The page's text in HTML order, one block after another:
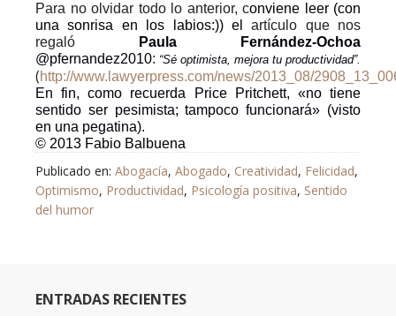
Para no olvidar todo lo anterior, conviene leer (con
una sonrisa en los labios:)) elartículo que nos
regaló
Paula Fernández-Ochoa
@pfernandez2010: “Sé optimista, mejora tu productividad”.
(http://www.lawyerpress.com/news/2013_08/
En fin, como recuerda Price Pritchett, «no tiene
sentido ser pesimista; tampoco funcionará» (visto
en una pegatina).
© 2013 Fabio Balbuena
Publicado en: Abogacía, Abogado, Creatividad, Felicidad,
Optimismo, Productividad, Psicología positiva, Sentido
del humor
ENTRADAS RECIENTES